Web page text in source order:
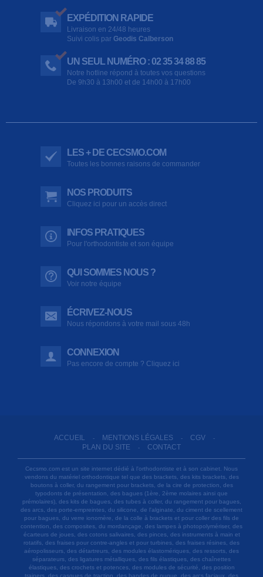
EXPÉDITION RAPIDE
Livraison en 24/48 heures
Suivi colis par Geodis Calberson
UN SEUL NUMÉRO : 02 35 34 88 85
Notre hotline répond à toutes vos questions
De 9h30 à 13h00 et de 14h00 à 17h00
LES + DE CECSMO.COM
Toutes les bonnes raisons de commander
NOS PRODUITS
Cliquez ici pour un accès direct
INFOS PRATIQUES
Pour l'orthodontiste et son équipe
QUI SOMMES NOUS ?
Voir notre équipe
ÉCRIVEZ-NOUS
Nous répondons à votre mail sous 48h
CONNEXION
Pas encore de compte ? Cliquez ici
ACCUEIL - MENTIONS LÉGALES - CGV -
PLAN DU SITE - CONTACT
Cecsmo.com est un site internet dédié à l'orthodontiste et à son cabinet. Nous
vendons du matériel orthodontique tel que des brackets, des kits brackets, des
boutons à coller, du rangement pour brackets, de la cire de protection, des
typodonts de présentation, des bagues (1ère, 2ème molaires ainsi que
prémolaires), des kits de bagues, des tubes à coller, du rangement pour bagues,
des arcs, des porte-empreintes, du silicone, de l'alginate, du ciment de scellement
pour bagues, du verre ionomère, de la colle à brackets et pour coller des fils de
contention, des composites, du mordançage, des lampes à photopolymériser, des
écarteurs de joues, des cotons salivaires, des pinces, des instruments à main et
rotatifs, des fraises pour contre-angles et pour turbines, des fraises résines, des
aéropolisseurs, des détartreurs, des modules élastomériques, des ressorts, des
séparateurs, des ligatures métalliques, des fils élastiques, des chaînettes
élastiques, des crochets et potences, des modules de sécurité, des position
trainers, des casques de traction, des bandes de nuque, des arcs faciaux, des